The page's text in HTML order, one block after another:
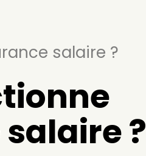
salaire ?
?